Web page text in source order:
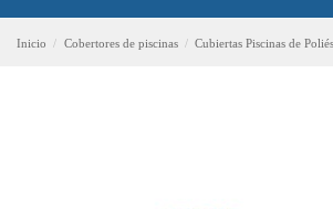
Inicio Cobertores de piscinas Cubiertas Piscinas de